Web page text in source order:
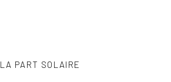
LA PART SOLAIRE